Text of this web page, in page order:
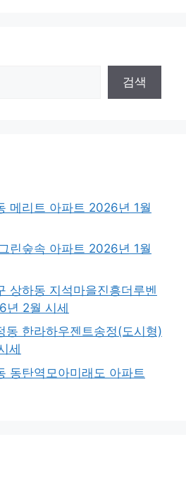
검색
메리트 아파트 2026년 1월
린숲속 아파트 2026년 1월
상하동 지석마을진흥더루벤
년 2월 시세
동 한라하우젠트송정(도시형)
세
동탄역모아미래도 아파트